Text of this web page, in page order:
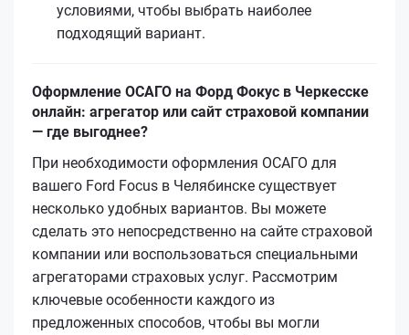
условиями, чтобы выбрать наиболее
подходящий вариант.
Оформление ОСАГО на Форд Фокус в Черкесске
онлайн: агрегатор или сайт страховой компании
— где выгоднее?
При необходимости оформления ОСАГО для
вашего Ford Focus в Челябинске существует
несколько удобных вариантов. Вы можете
сделать это непосредственно на сайте страховой
компании или воспользоваться специальными
агрегаторами страховых услуг. Рассмотрим
ключевые особенности каждого из
предложенных способов, чтобы вы могли